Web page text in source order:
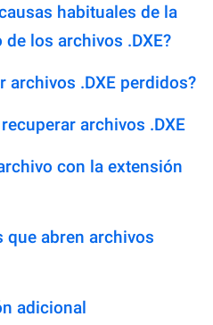
habituales de la
los archivos .DXE?
archivos .DXE perdidos?
archivos .DXE
con la extensión
que abren archivos
adicional